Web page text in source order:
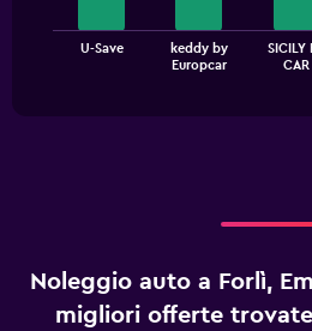
The
chart
The
chart
U-Save
keddy by
Europcar
SICILY
CAR
Noleggio auto a Forlì,
migliori offerte